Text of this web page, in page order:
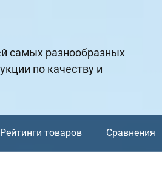
самых разнообразных
по качеству и
Рейтинги товаров Сравнения